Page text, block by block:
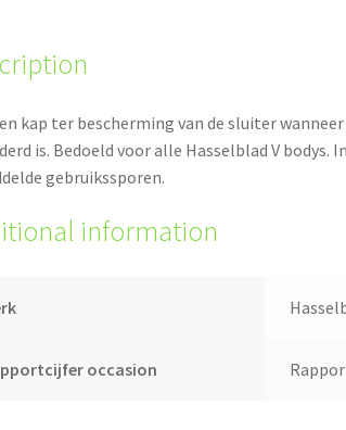
kap ter bescherming van de sluiter
is. Bedoeld voor alle Hasselblad V bodys.
gebruikssporen.
information
occasion